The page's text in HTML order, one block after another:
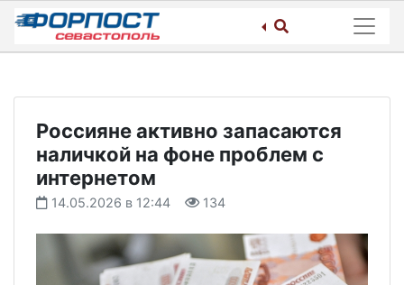
Skip
content
Россияне активно запасаются
наличкой на фоне проблем с
интернетом
14.05.2026 в 12:44 134